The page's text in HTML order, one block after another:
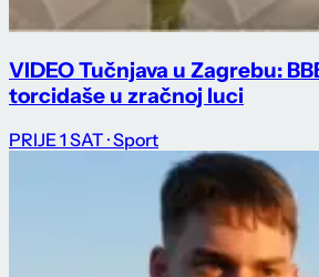
VIDEO Tučnjava u Zagrebu:
torcidaše u zračnoj luci
PRIJE 1 SAT · Sport